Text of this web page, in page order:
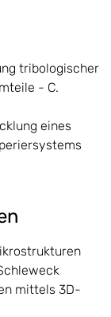
tribologischer
- C.
eines
mittels 3D-